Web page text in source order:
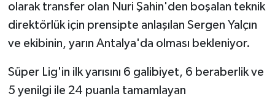
olarak transfer olan Nuri Şahin'den boşalan teknik
direktörlük için prensipte anlaşılan Sergen Yalçın
ve ekibinin, yarın Antalya'da olması bekleniyor.
Süper Lig'in ilk yarısını 6 galibiyet, 6 beraberlik ve
5 yenilgi ile 24 puanla tamamlayan